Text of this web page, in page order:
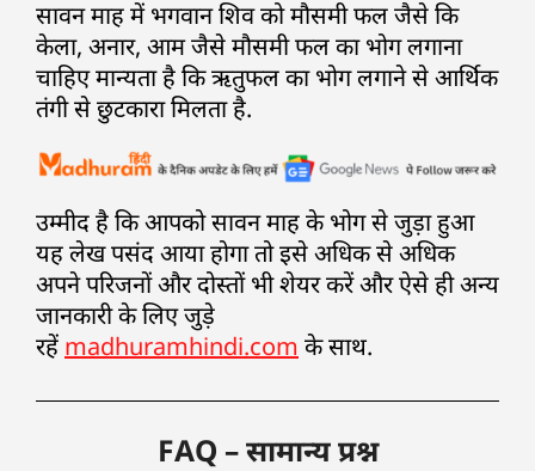
सावन माह में भगवान शिव को मौसमी फल जैसे कि
केला, अनार, आम जैसे मौसमी फल का भोग लगाना
चाहिए मान्यता है कि ऋतुफल का भोग लगाने से आर्थिक
तंगी से छुटकारा मिलता है.
उम्मीद है कि आपको सावन माह के भोग से जुड़ा हुआ
यह लेख पसंद आया होगा तो इसे अधिक से अधिक
अपने परिजनों और दोस्तों भी शेयर करें और ऐसे ही अन्य
जानकारी के लिए जुड़े
रहें madhuramhindi.com के साथ.
FAQ – सामान्य प्रश्न